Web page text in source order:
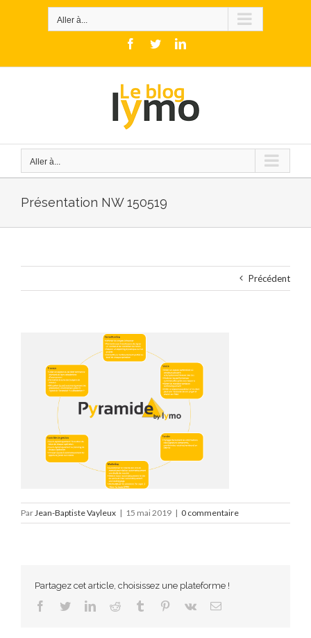
Aller à...
Facebook
TwitterLinkedIn
Aller à...
Présentation NW 150519
Précédent
ParJean-Baptiste Vayleux | 15 mai 2019 | 0 commentaire
Partagez cet article, choisissez une plateforme !
Facebook
TwitterLinkedInReddit Tumblr Pinterest
Vk Email